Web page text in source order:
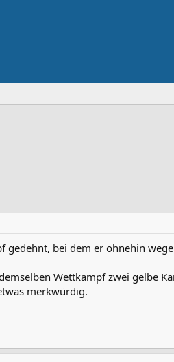
bei dem er ohnehin
Wettkampf zwei gelbe
merkwürdig.